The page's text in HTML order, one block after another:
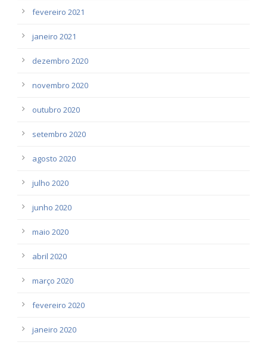
fevereiro 2021
janeiro 2021
dezembro 2020
novembro 2020
outubro 2020
setembro 2020
agosto 2020
julho 2020
junho 2020
maio 2020
abril 2020
março 2020
fevereiro 2020
janeiro 2020